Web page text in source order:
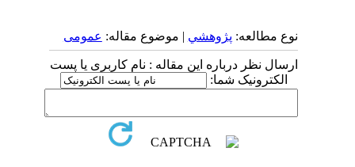
نوع مطالعه:پژوهشي| موضوع مقاله:عمومى
ارسال نظر درباره این مقاله : نام کاربری یا پست
الکترونیک شما: